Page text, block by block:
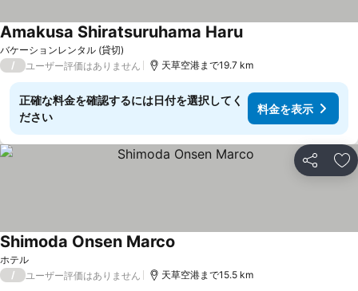
バケーションレンタル (貸切)
Amakusa Shiratsuruhama Haru
/ ユーザー評価はありません 天草空港まで19.7 km
正確な料金を確認するには日付を選択してく
ださい
料金を表示
シェア お
ホテル
Shimoda Onsen Marco
/ ユーザー評価はありません 天草空港まで15.5 km